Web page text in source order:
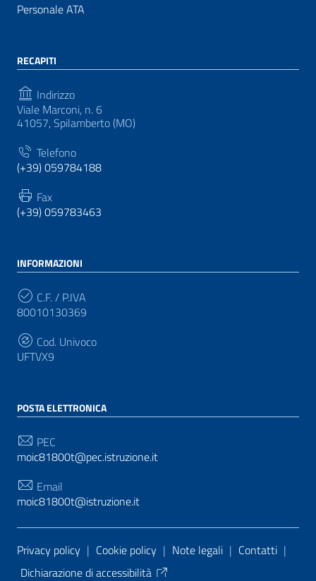
Personale ATA
RECAPITI
Indirizzo
Viale Marconi, n. 6
41057, Spilamberto (MO)
Telefono
(+39) 059784188
Fax
(+39) 059783463
INFORMAZIONI
C.F. / P.IVA
80010130369
Cod. Univoco
UFTVX9
POSTA ELETTRONICA
PEC
moic81800t@pec.istruzione.it
Email
moic81800t@istruzione.it
Sezione Link Utili
Privacy policy | Cookie policy | Note legali | Contatti |
Dichiarazione di accessibilità